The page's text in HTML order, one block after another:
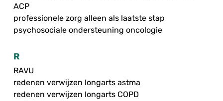
ACP
professionele zorg alleen als laatste stap
psychosociale ondersteuning oncologie
R
RAVU
redenen verwijzen longarts astma
redenen verwijzen longarts COPD